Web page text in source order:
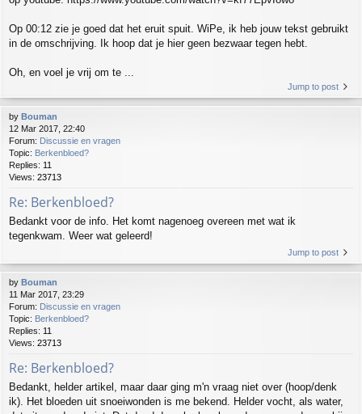
Op 00:12 zie je goed dat het eruit spuit. WiPe, ik heb jouw tekst gebruikt
in de omschrijving. Ik hoop dat je hier geen bezwaar tegen hebt.
Oh, en voel je vrij om te ...
Jump to post
by Bouman
12 Mar 2017, 22:40
Forum: Discussie en vragen
Topic: Berkenbloed?
Replies: 11
Views: 23713
Re: Berkenbloed?
Bedankt voor de info. Het komt nagenoeg overeen met wat ik
tegenkwam. Weer wat geleerd!
Jump to post
by Bouman
11 Mar 2017, 23:29
Forum: Discussie en vragen
Topic: Berkenbloed?
Replies: 11
Views: 23713
Re: Berkenbloed?
Bedankt, helder artikel, maar daar ging m'n vraag niet over (hoop/denk
ik). Het bloeden uit snoeiwonden is me bekend. Helder vocht, als water,